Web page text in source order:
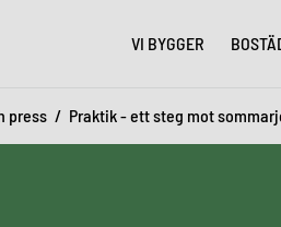
VI BYGGER
press Praktik - ett steg mot